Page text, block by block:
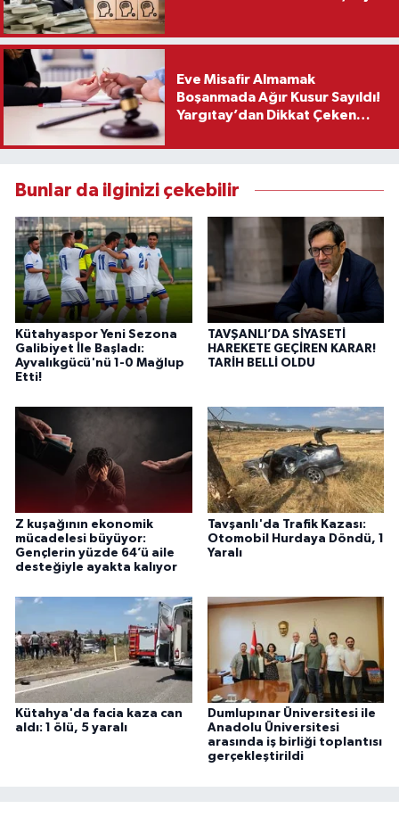
Eve Misafir Almamak
Boşanmada Ağır Kusur Sayıldı!
Yargıtay’dan Dikkat Çeken
Bunlar da ilginizi çekebilir
Kütahyaspor Yeni Sezona
Galibiyet İle Başladı:
Ayvalıkgücü'nü 1-0 Mağlup
Etti!
TAVŞANLI’DA SİYASETİ
HAREKETE GEÇİREN KARAR!
TARİH BELLİ OLDU
Z kuşağının ekonomik
mücadelesi büyüyor:
Gençlerin yüzde 64’ü aile
desteğiyle ayakta kalıyor
Tavşanlı'da Trafik Kazası:
Otomobil Hurdaya Döndü, 1
Yaralı
Kütahya'da facia kaza can
aldı: 1 ölü, 5 yaralı
Dumlupınar Üniversitesi ile
Anadolu Üniversitesi
arasında iş birliği toplantısı
gerçekleştirildi